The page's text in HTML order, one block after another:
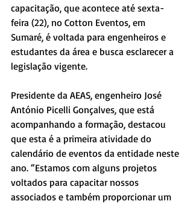
capacitação, que acontece até sexta-
feira (22), no Cotton Eventos, em
Sumaré, é voltada para engenheiros e
estudantes da área e busca esclarecer a
legislação vigente.
Presidente da AEAS, engenheiro José
António Picelli Gonçalves, que está
acompanhando a formação, destacou
que esta é a primeira atividade do
calendário de eventos da entidade neste
ano. “Estamos com alguns projetos
voltados para capacitar nossos
associados e também proporcionar um